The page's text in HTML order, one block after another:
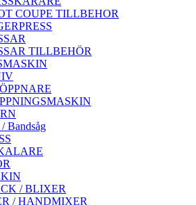
COUPE TILLBEHOR
TILLBEHÖR
Bandsåg
/ BLIXER
/ HANDMIXER